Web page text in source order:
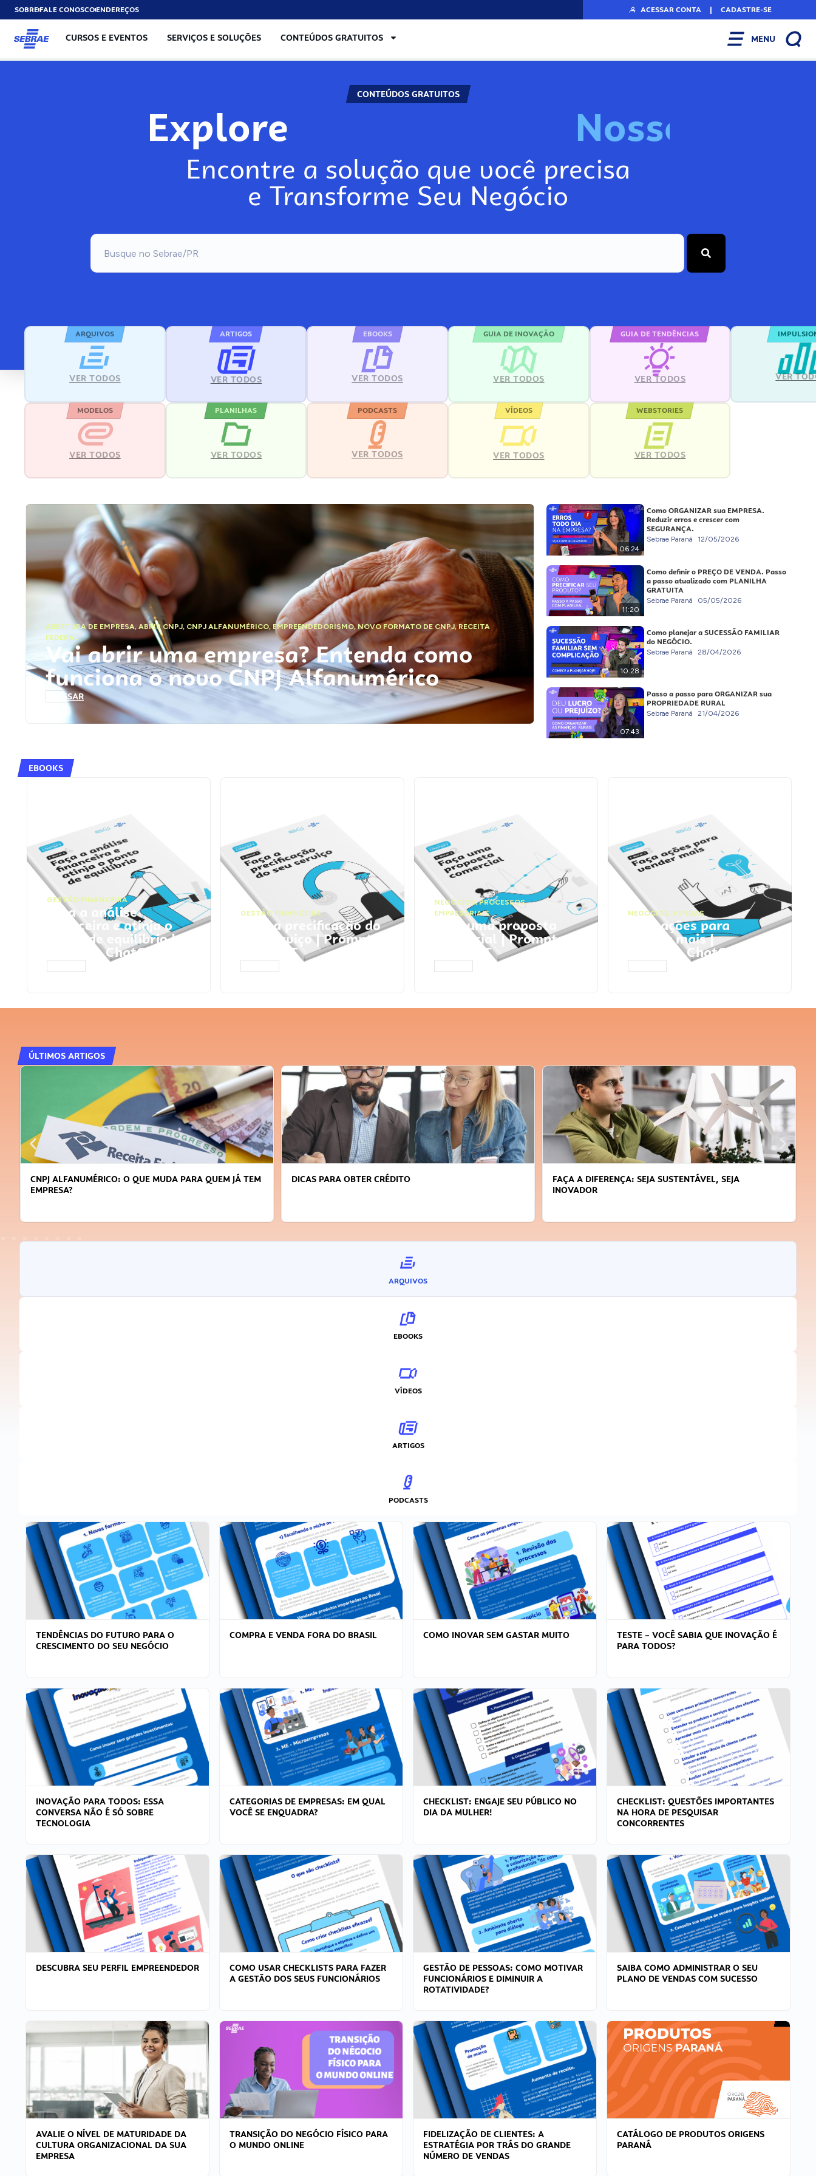
SOBREFALE CONOSCOENDEREÇOS ACESSAR CONTA | CADASTRE-SE
CURSOS E EVENTOS SERVIÇOS E SOLUÇÕES CONTEÚDOS GRATUITOS MENU
CONTEÚDOS GRATUITOS
Explore Noss
Encontre a solução que você precisa
e Transforme Seu Negócio
ARQUIVOS
VER TODOS
ARTIGOS
VER TODOS
EBOOKS
VER TODOS
GUIA DE INOVAÇÃO
VER TODOS
GUIA DE TENDÊNCIAS
VER TODOS VER
MODELOS
VER TODOS
PLANILHAS
VER TODOS
PODCASTS
VER TODOS
VÍDEOS
VER TODOS
WEBSTORIES
VER TODOS
ABERTURA DE EMPRESA,ABRIR CNPJ, CNPJ ALFANUMÉRICO, EMPREENDEDORISMO,NOVO FORMATO DE CNPJ,RECEITA
FEDERAL
Vai abrir uma empresa? Entenda como
funciona o novo CNPJ Alfanumérico
ACESSAR
06:24
Como ORGANIZAR sua EMPRESA.
Reduzir erros e crescer com
SEGURANÇA.
Sebrae Paraná 12/05/2026
11:20
Como definir o PREÇO DE VENDA. Passo
a passo atualizado com PLANILHA
GRATUITA
Sebrae Paraná 05/05/2026
10:28
Como planejar a SUCESSÃO FAMILIAR
do NEGÓCIO.
Sebrae Paraná 28/04/2026
07:43
Passo a passo para ORGANIZAR sua
PROPRIEDADE RURAL
Sebrae Paraná 21/04/2026
EBOOKS
GESTÃO FINANCEIRA
Faça a análise
financeira e atinja o
ponto de equilíbrio |
Prompts ChatGPT
GESTÃO FINANCEIRA
Faça a precificação do
seu serviço | Prompts
ChatGPT
NEGÓCIOS,PROCESSOS
EMPRESARIAIS
Faça uma proposta
comercial | Prompts
ChatGPT
NEGÓCIOS, VENDAS
Faça ações para
vender mais |
Prompts ChatGPT
ÚLTIMOS ARTIGOS
CNPJ ALFANUMÉRICO: O QUE MUDA PARA QUEM JÁ TEM
EMPRESA?
DICAS PARA OBTER CRÉDITO
FAÇA A DIFERENÇA: SEJA SUSTENTÁVEL, SEJA
INOVADOR
ARQUIVOS
EBOOKS
VÍDEOS
ARTIGOS
PODCASTS
TENDÊNCIAS DO FUTURO PARA O
CRESCIMENTO DO SEU NEGÓCIO
COMPRA E VENDA FORA DO BRASIL COMO INOVAR SEM GASTAR MUITO
TESTE – VOCÊ SABIA QUE INOVAÇÃO É
PARA TODOS?
INOVAÇÃO PARA TODOS: ESSA
CONVERSA NÃO É SÓ SOBRE
TECNOLOGIA
CATEGORIAS DE EMPRESAS: EM QUAL
VOCÊ SE ENQUADRA?
CHECKLIST: ENGAJE SEU PÚBLICO NO
DIA DA MULHER!
CHECKLIST: QUESTÕES IMPORTANTES
NA HORA DE PESQUISAR
CONCORRENTES
DESCUBRA SEU PERFIL EMPREENDEDOR
COMO USAR CHECKLISTS PARA FAZER
A GESTÃO DOS SEUS FUNCIONÁRIOS
GESTÃO DE PESSOAS: COMO MOTIVAR
FUNCIONÁRIOS E DIMINUIR A
ROTATIVIDADE?
SAIBA COMO ADMINISTRAR O SEU
PLANO DE VENDAS COM SUCESSO
AVALIE O NÍVEL DE MATURIDADE DA
CULTURA ORGANIZACIONAL DA SUA
EMPRESA
TRANSIÇÃO DO NEGÓCIO FÍSICO PARA
O MUNDO ONLINE
FIDELIZAÇÃO DE CLIENTES: A
ESTRATÉGIA POR TRÁS DO GRANDE
NÚMERO DE VENDAS
CATÁLOGO DE PRODUTOS ORIGENS
PARANÁ